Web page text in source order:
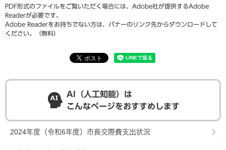
PDF形式のファイルをご覧いただく場合には、Adobe社が提供するAdobe
Readerが必要です。
Adobe Readerをお持ちでない方は、バナーのリンク先からダウンロードして
ください。（無料）
AI（人工知能）は
こんなページをおすすめします
2024年度（令和6年度）市長交際費支出状況